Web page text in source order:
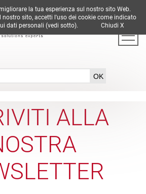
DE EN ES FR IT
ALLA
la tua esperienza sul nostro sito Web.
sito, accetti l'uso dei cookie come indicato
sui dati personali (vedi sotto). Chiudi X